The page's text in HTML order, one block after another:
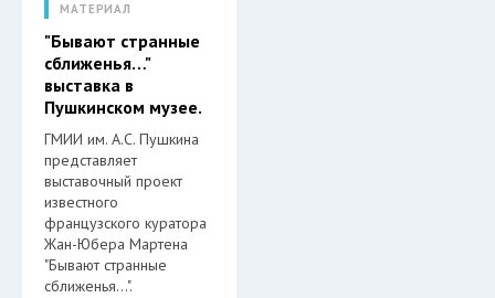
МАТЕРИАЛ
"Бывают странные
сближенья…"
выставка в
Пушкинском музее.
ГМИИ им. А.С. Пушкина
представляет
выставочный проект
известного
французского куратора
Жан-Юбера Мартена
"Бывают странные
сближенья…".